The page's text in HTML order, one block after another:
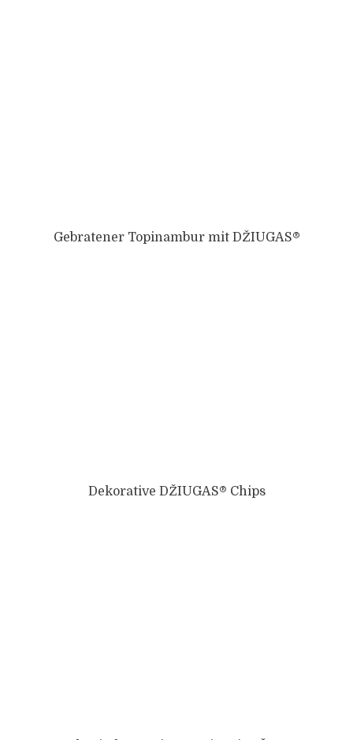
Gebratener Topinambur mit DŽIUGAS®
Dekorative DŽIUGAS® Chips